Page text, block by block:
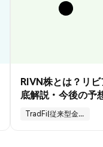
RIVN株とは？リ
底解説・今後の予
TradFi(従来型金融)